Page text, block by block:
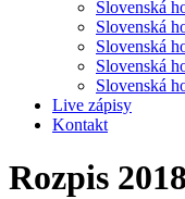
Slovenská
Slovenská
Slovenská
Slovenská
Slovenská
Live zápisy
Kontakt
Rozpis